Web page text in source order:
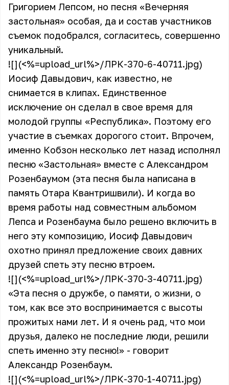
Григорием Лепсом, но песня «Вечерняя
застольная» особая, да и состав участников
съемок подобрался, согласитесь, совершенно
уникальный.
![](<%=upload_url%>/ЛРК-370-6-40711.jpg)
Иосиф Давыдович, как известно, не
снимается в клипах. Единственное
исключение он сделал в свое время для
молодой группы «Республика». Поэтому его
участие в съемках дорогого стоит. Впрочем,
именно Кобзон несколько лет назад исполнял
песню «Застольная» вместе с Александром
Розенбаумом (эта песня была написана в
память Отара Квантришвили). И когда во
время работы над совместным альбомом
Лепса и Розенбаума было решено включить в
него эту композицию, Иосиф Давыдович
охотно принял предложение своих давних
друзей спеть эту песню втроем.
![](<%=upload_url%>/ЛРК-370-3-40711.jpg)
«Эта песня о дружбе, о памяти, о жизни, о
том, как все это воспринимается с высоты
прожитых нами лет. И я очень рад, что мои
друзья, далеко не последние люди, решили
спеть именно эту песню!» - говорит
Александр Розенбаум.
![](<%=upload_url%>/ЛРК-370-1-40711.jpg)